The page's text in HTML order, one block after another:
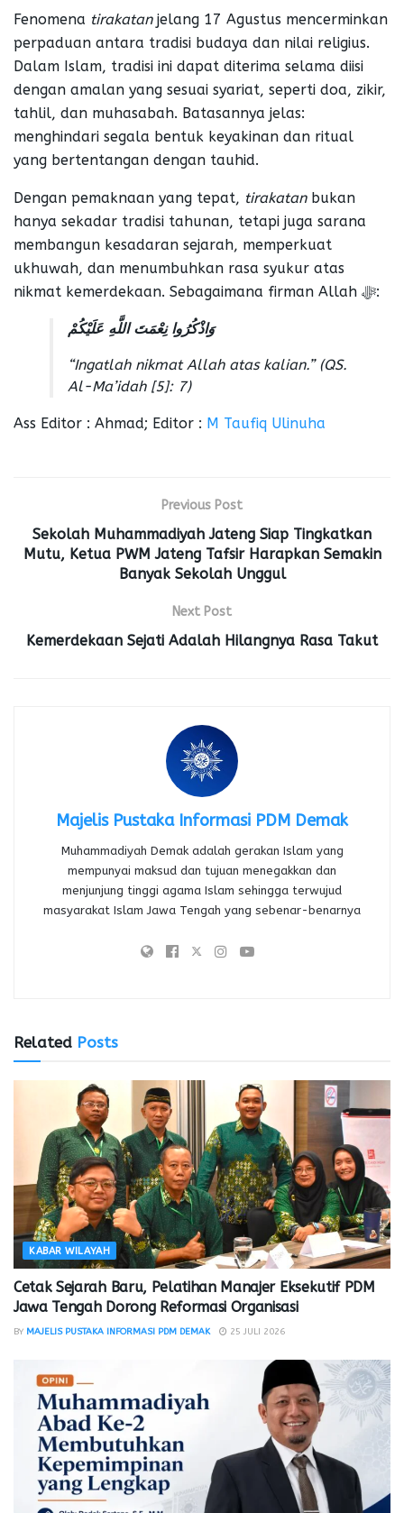
Fenomena tirakatanjelang 17 Agustus mencerminkan
perpaduan antara tradisi budaya dan nilai religius.
Dalam Islam, tradisi ini dapat diterima selama diisi
dengan amalan yang sesuai syariat, seperti doa, zikir,
tahlil, dan muhasabah. Batasannya jelas:
menghindari segala bentuk keyakinan dan ritual
yang bertentangan dengan tauhid.
Dengan pemaknaan yang tepat, tirakatanbukan
hanya sekadar tradisi tahunan, tetapi juga sarana
membangun kesadaran sejarah, memperkuat
ukhuwah, dan menumbuhkan rasa syukur atas
nikmat kemerdekaan. Sebagaimana firman Allah ﷻ:
وَاذْكُرُوا نِعْمَتَ اللَّهِ عَلَيْكُمْ
“Ingatlah nikmat Allah atas kalian.”(QS.
Al-Ma’idah [5]: 7)
Ass Editor : Ahmad; Editor : M Taufiq Ulinuha
Previous Post
Sekolah Muhammadiyah Jateng Siap Tingkatkan
Mutu, Ketua PWM Jateng Tafsir Harapkan Semakin
Banyak Sekolah Unggul
Next Post
Kemerdekaan Sejati Adalah Hilangnya Rasa Takut
Majelis Pustaka Informasi PDM Demak
Muhammadiyah Demak adalah gerakan Islam yang
mempunyai maksud dan tujuan menegakkan dan
menjunjung tinggi agama Islam sehingga terwujud
masyarakat Islam Jawa Tengah yang sebenar-benarnya
Related Posts
KABAR WILAYAH
Cetak Sejarah Baru, Pelatihan Manajer Eksekutif PDM
Jawa Tengah Dorong Reformasi Organisasi
BY MAJELIS PUSTAKA INFORMASI PDM DEMAK 25 JULI 2026